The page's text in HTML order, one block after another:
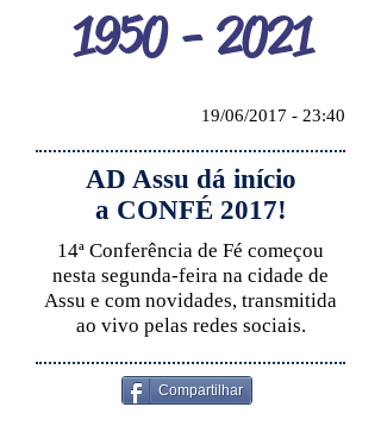
1950 - 2021
19/06/2017 - 23:40
AD Assu dá início
a CONFÉ 2017!
14ª Conferência de Fé começou
nesta segunda-feira na cidade de
Assu e com novidades, transmitida
ao vivo pelas redes sociais.
Compartilhar